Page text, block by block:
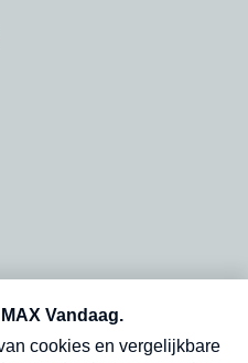
dinsdagochtend in